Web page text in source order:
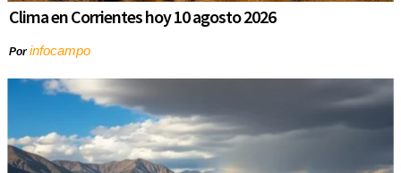
Clima en Corrientes hoy 10 agosto 2026
Porinfocampo